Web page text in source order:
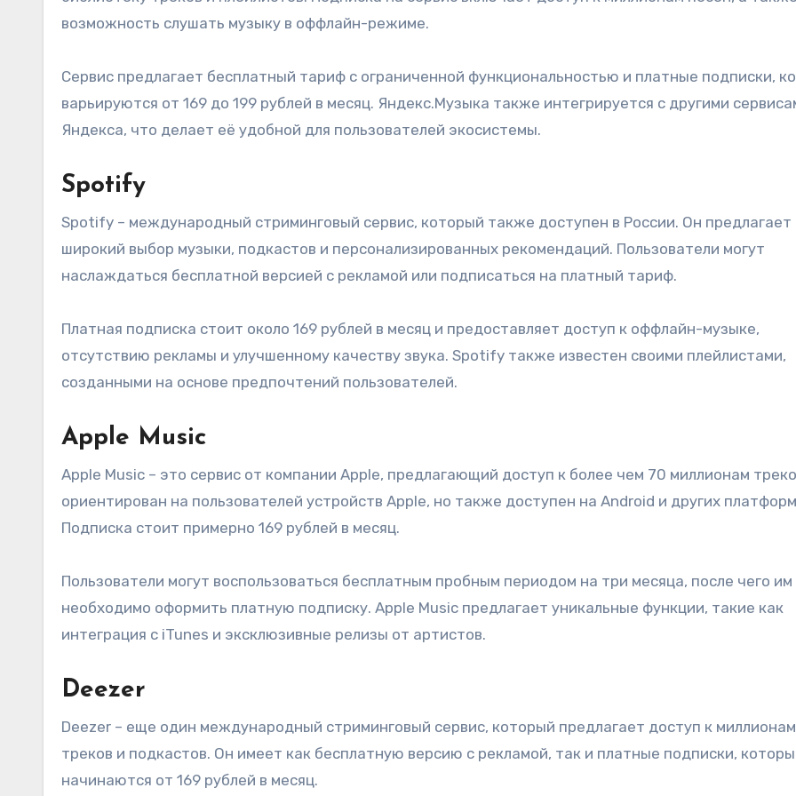
возможность слушать музыку в оффлайн-режиме.
Сервис предлагает бесплатный тариф с ограниченной функциональностью и платные подписки,
варьируются от 169 до 199 рублей в месяц. Яндекс.Музыка также интегрируется с другими
Яндекса, что делает её удобной для пользователей экосистемы.
Spotify
Spotify – международный стриминговый сервис, который также доступен в России. Он предлагает
широкий выбор музыки, подкастов и персонализированных рекомендаций. Пользователи могут
наслаждаться бесплатной версией с рекламой или подписаться на платный тариф.
Платная подписка стоит около 169 рублей в месяц и предоставляет доступ к оффлайн-музыке,
отсутствию рекламы и улучшенному качеству звука. Spotify также известен своими плейлистами,
созданными на основе предпочтений пользователей.
Apple Music
Apple Music – это сервис от компании Apple, предлагающий доступ к более чем 70 миллионам
ориентирован на пользователей устройств Apple, но также доступен на Android и других
Подписка стоит примерно 169 рублей в месяц.
Пользователи могут воспользоваться бесплатным пробным периодом на три месяца, после чего им
необходимо оформить платную подписку. Apple Music предлагает уникальные функции, такие как
интеграция с iTunes и эксклюзивные релизы от артистов.
Deezer
Deezer – еще один международный стриминговый сервис, который предлагает доступ к миллионам
треков и подкастов. Он имеет как бесплатную версию с рекламой, так и платные подписки,
начинаются от 169 рублей в месяц.